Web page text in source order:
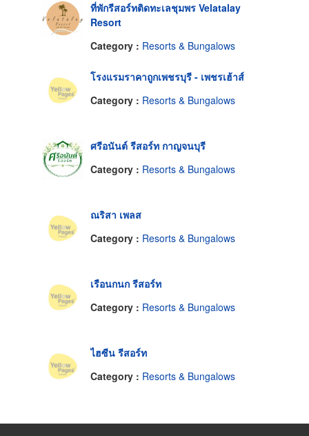
ที่พักรีสอร์ทติดทะเลชุมพร Velatalay
Resort
Category : Resorts & Bungalows
โรงแรมราคาถูกเพชรบุรี - เพชรเฮ้าส์
Category : Resorts & Bungalows
ศรีอนันต์ รีสอร์ท กาญจนบุรี
Category : Resorts & Bungalows
ณริสา เพลส
Category : Resorts & Bungalows
เรือนกนก รีสอร์ท
Category : Resorts & Bungalows
ไฮซีน รีสอร์ท
Category : Resorts & Bungalows